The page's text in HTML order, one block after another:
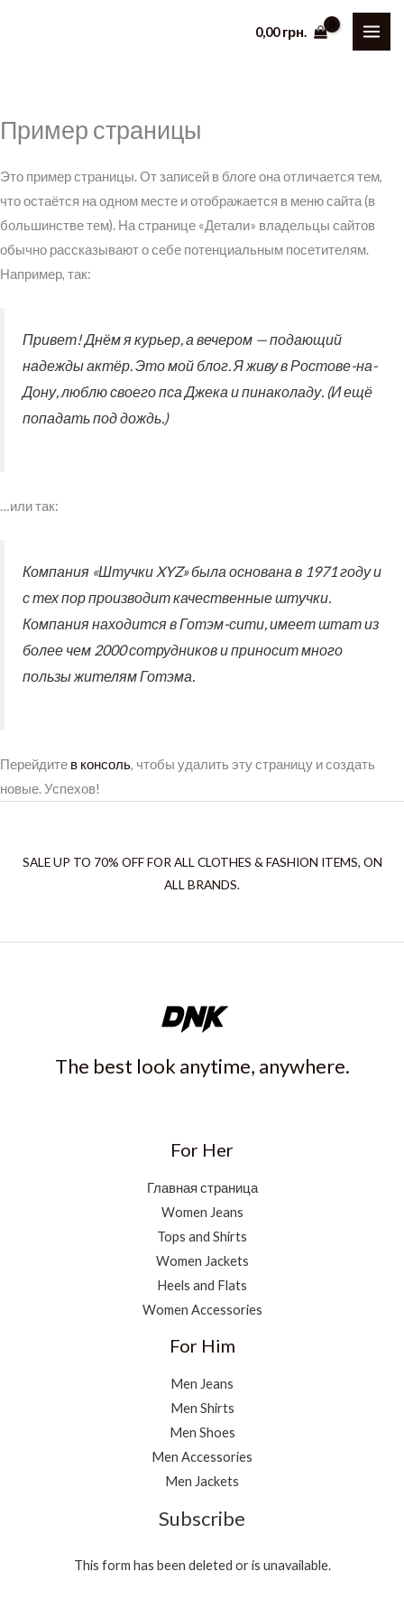
0,00грн.
Пример страницы
Это пример страницы. От записей в блоге она отличается тем,
что остаётся на одном месте и отображается в меню сайта (в
большинстве тем). На странице «Детали» владельцы сайтов
обычно рассказывают о себе потенциальным посетителям.
Например, так:
Привет! Днём я курьер, а вечером — подающий
надежды актёр. Это мой блог. Я живу в Ростове-на-
Дону, люблю своего пса Джека и пинаколаду. (И ещё
попадать под дождь.)
…или так:
Компания «Штучки XYZ» была основана в 1971 году и
с тех пор производит качественные штучки.
Компания находится в Готэм-сити, имеет штат из
более чем 2000 сотрудников и приносит много
пользы жителям Готэма.
Перейдите в консоль, чтобы удалить эту страницу и создать
новые. Успехов!
SALE UP TO 70% OFF FOR ALL CLOTHES & FASHION ITEMS, ON
ALL BRANDS.
The best look anytime, anywhere.
For Her
Главная страница
Women Jeans
Tops and Shirts
Women Jackets
Heels and Flats
Women Accessories
For Him
Men Jeans
Men Shirts
Men Shoes
Men Accessories
Men Jackets
Subscribe
This form has been deleted or is unavailable.